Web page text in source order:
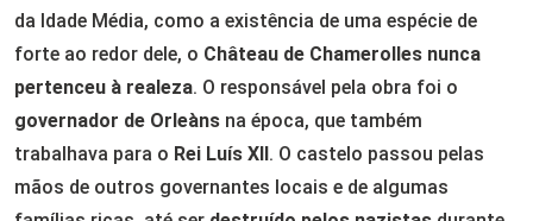
da Idade Média, como a existência de uma espécie de
forte ao redor dele, o Château de Chamerolles nunca
pertenceu à realeza. O responsável pela obra foi o
governador de Orleàns na época, que também
trabalhava para o Rei Luís XII. O castelo passou pelas
mãos de outros governantes locais e de algumas